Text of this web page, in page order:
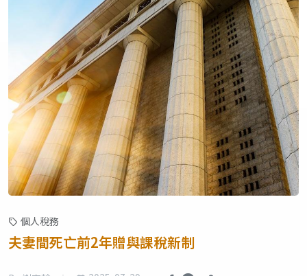
個人稅務
夫妻間死亡前2年贈與課稅新制